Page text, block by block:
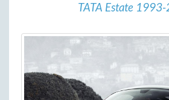
TATA Estate